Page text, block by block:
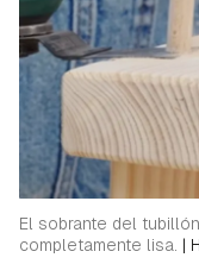
El sobrante del
completamente lisa. |